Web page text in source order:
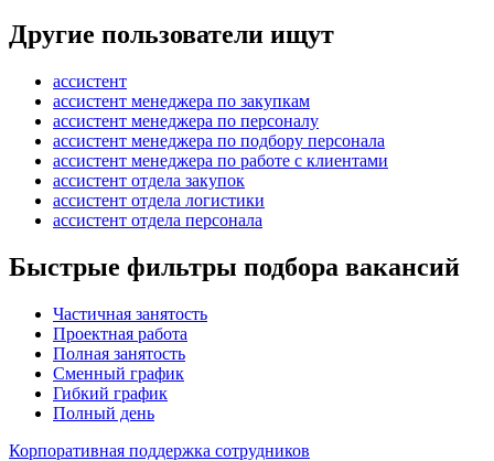
Другие пользователи ищут
ассистент
ассистент менеджера по закупкам
ассистент менеджера по персоналу
ассистент менеджера по подбору персонала
ассистент менеджера по работе с клиентами
ассистент отдела закупок
ассистент отдела логистики
ассистент отдела персонала
Быстрые фильтры подбора вакансий
Частичная занятость
Проектная работа
Полная занятость
Сменный график
Гибкий график
Полный день
Корпоративная поддержка сотрудников